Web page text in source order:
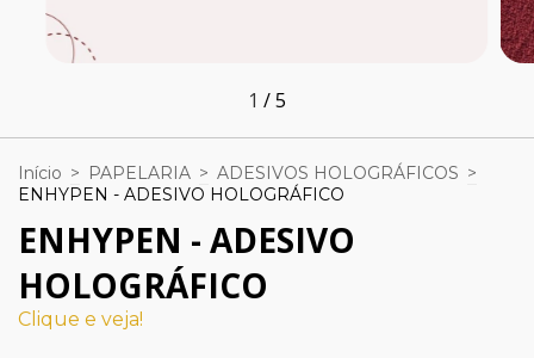
1 /5
Início > PAPELARIA > ADESIVOS HOLOGRÁFICOS >
ENHYPEN - ADESIVO HOLOGRÁFICO
ENHYPEN - ADESIVO
HOLOGRÁFICO
Clique e veja!